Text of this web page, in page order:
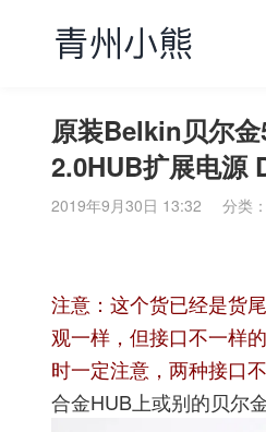
原装Belkin贝尔
2.0HUB扩展电源
2019年9月30日 13:32 分类：
注意：这个货已经是货
观一样，但接口不一样
时一定注意，两种接口
合金HUB上或别的贝尔